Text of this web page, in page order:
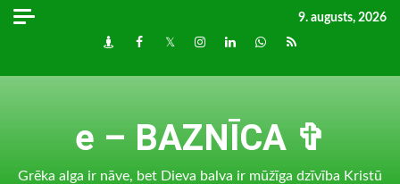
Skip
9. augusts, 2026
DraugiemFacebook
TwitterInstagram
LinkedInwhatsapp
RSS
e – BAZNĪCA ✞
Grēka alga ir nāve, bet Dieva balva ir mūžīga dzīvība Kristū